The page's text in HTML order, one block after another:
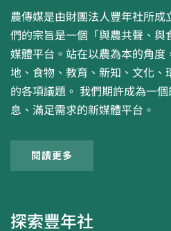
農傳媒是由財團法人豐年社所
們的宗旨是一個「與農共聲、
媒體平台。站在以農為本的角
地、食物、教育、新知、文化
的各項議題。 我們期許成為一
息、滿足需求的新媒體平台。
閱讀更多
探索豐年社